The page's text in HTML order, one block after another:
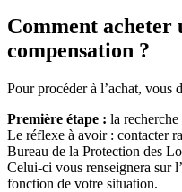
Comment acheter
compensation ?
Pour procéder à l’achat, vous
Première étape : la
Le réflexe à avoir : contacter
Bureau de la Protection des
Celui-ci vous renseignera sur
fonction de votre situation.